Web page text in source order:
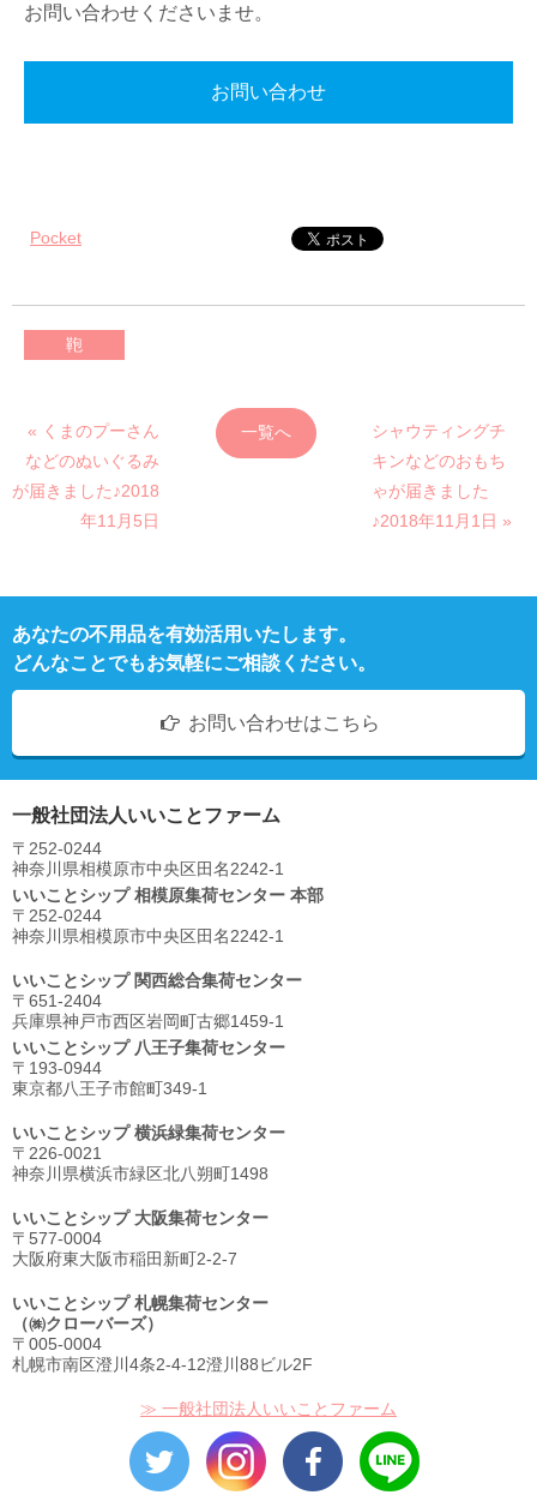
お問い合わせくださいませ。
お問い合わせ
Pocket
鞄
« くまのプーさん
などのぬいぐるみ
が届きました♪2018
年11月5日
一覧へ
シャウティングチ
キンなどのおもち
ゃが届きました
♪2018年11月1日 »
あなたの不用品を有効活用いたします。
どんなことでもお気軽にご相談ください。
お問い合わせはこちら
一般社団法人いいことファーム
〒252-0244
神奈川県相模原市中央区⽥名2242-1
いいことシップ 相模原集荷センター 本部
〒252-0244
神奈川県相模原市中央区⽥名2242-1
いいことシップ 関西総合集荷センター
〒651-2404
兵庫県神戸市西区岩岡町古郷1459-1
いいことシップ 八王子集荷センター
〒193-0944
東京都八王子市館町349-1
いいことシップ 横浜緑集荷センター
〒226-0021
神奈川県横浜市緑区北八朔町1498
いいことシップ 大阪集荷センター
〒577-0004
大阪府東大阪市稲田新町2-2-7
いいことシップ 札幌集荷センター
（㈱クローバーズ）
〒005-0004
札幌市南区澄川4条2-4-12澄川88ビル2F
≫ 一般社団法人いいことファーム